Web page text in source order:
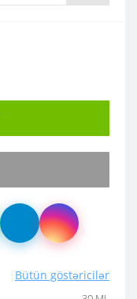
Bütün göstəricilər